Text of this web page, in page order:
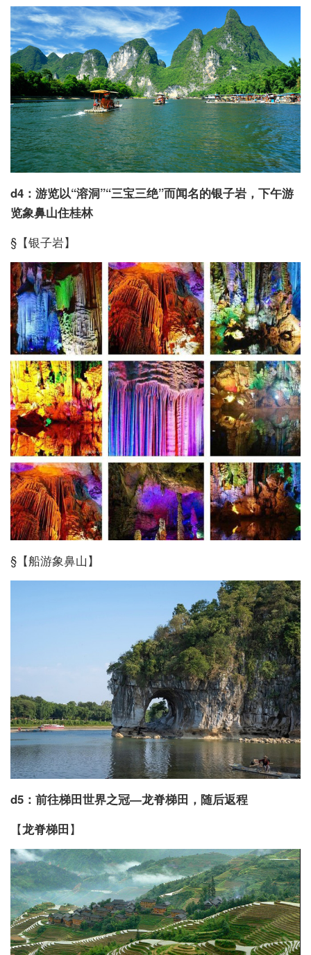
d4：游览以“溶洞”“三宝三绝”而闻名的银子岩，下午游
览象鼻山住桂林
§【银子岩】
§【船游象鼻山】
d5：前往梯田世界之冠—龙脊梯田，随后返程
【龙脊梯田】